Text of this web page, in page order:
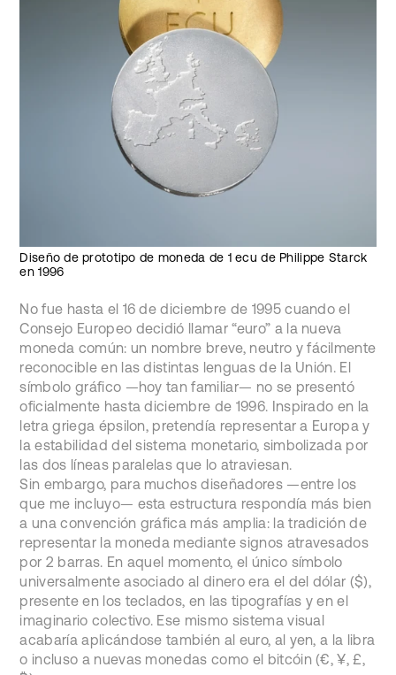
Diseño de prototipo de moneda de 1 ecu de Philippe Starck
en 1996
No fue hasta el 16 de diciembre de 1995 cuando el
Consejo Europeo decidió llamar “euro” a la nueva
moneda común: un nombre breve, neutro y fácilmente
reconocible en las distintas lenguas de la Unión. El
símbolo gráfico —hoy tan familiar— no se presentó
oficialmente hasta diciembre de 1996. Inspirado en la
letra griega épsilon, pretendía representar a Europa y
la estabilidad del sistema monetario, simbolizada por
las dos líneas paralelas que lo atraviesan.
Sin embargo, para muchos diseñadores —entre los
que me incluyo— esta estructura respondía más bien
a una convención gráfica más amplia: la tradición de
representar la moneda mediante signos atravesados
por 2 barras. En aquel momento, el único símbolo
universalmente asociado al dinero era el del dólar ($),
presente en los teclados, en las tipografías y en el
imaginario colectivo. Ese mismo sistema visual
acabaría aplicándose también al euro, al yen, a la libra
o incluso a nuevas monedas como el bitcóin (€, ¥, £,